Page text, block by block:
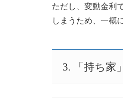
ただし、変動金利
しまうため、一概
3. 「持ち家